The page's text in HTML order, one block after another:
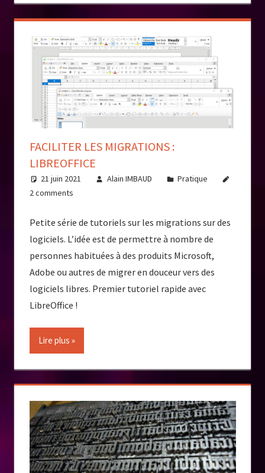
FACILITER LES MIGRATIONS :
LIBREOFFICE
21 juin 2021 Alain IMBAUD
Pratique
2 comments
Petite série de tutoriels sur les migrations sur des
logiciels. L’idée est de permettre à nombre de
personnes habituées à des produits Microsoft,
Adobe ou autres de migrer en douceur vers des
logiciels libres. Premier tutoriel rapide avec
LibreOffice !
Lire plus